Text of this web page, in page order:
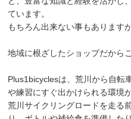
ています。
もちろん出来ない事もあります
地域に根ざしたショップだから
Plus1bicyclesは、荒川から自転
や練習にすぐ出かけられる環境
荒川サイクリングロードを走る